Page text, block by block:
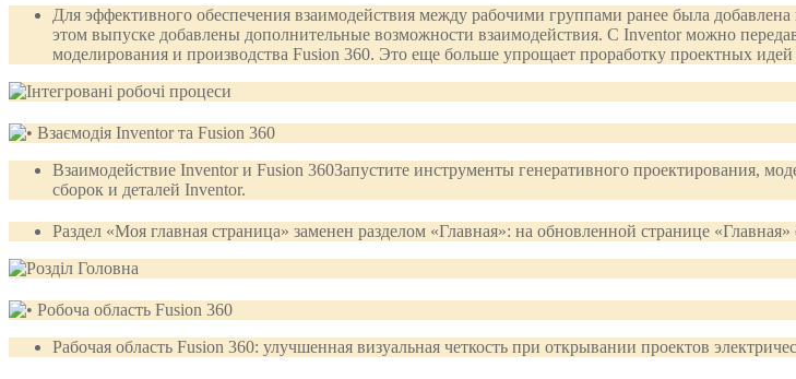
Для эффективного обеспечения взаимодействия между рабочими группами ранее была
этом выпуске добавлены дополнительные возможности взаимодействия. С Inventor можно
моделирования и производства Fusion 360. Это еще больше упрощает проработку проектных
Взаимодействие Inventor и Fusion 360Запустите инструменты генеративного проектирования,
сборок и деталей Inventor.
Раздел «Моя главная страница» заменен разделом «Главная»: на обновленной странице
Рабочая область Fusion 360: улучшенная визуальная четкость при открывании проектов